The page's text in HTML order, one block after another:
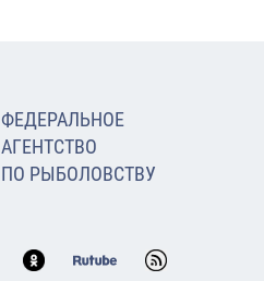
ФЕДЕРАЛЬНОЕ
АГЕНТСТВО
ПО РЫБОЛОВСТВУ